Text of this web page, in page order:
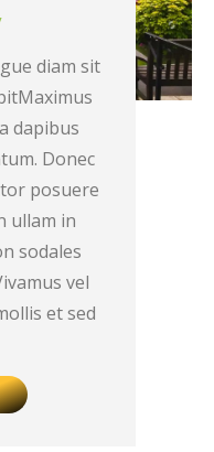
diam sit
dapibus
Donec
posuere
ullam in
sodales
vel
et sed